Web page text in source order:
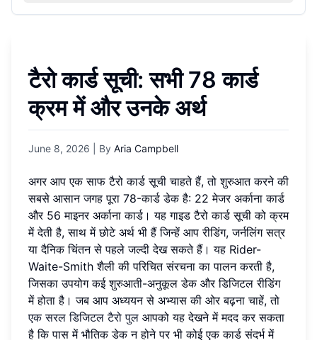
टैरो कार्ड सूची: सभी 78 कार्ड
क्रम में और उनके अर्थ
June 8, 2026 | By Aria Campbell
अगर आप एक साफ टैरो कार्ड सूची चाहते हैं, तो शुरुआत करने की
सबसे आसान जगह पूरा 78-कार्ड डेक है: 22 मेजर अर्काना कार्ड
और 56 माइनर अर्काना कार्ड। यह गाइड टैरो कार्ड सूची को क्रम
में देती है, साथ में छोटे अर्थ भी हैं जिन्हें आप रीडिंग, जर्नलिंग सत्र
या दैनिक चिंतन से पहले जल्दी देख सकते हैं। यह Rider-
Waite-Smith शैली की परिचित संरचना का पालन करती है,
जिसका उपयोग कई शुरुआती-अनुकूल डेक और डिजिटल रीडिंग
में होता है। जब आप अध्ययन से अभ्यास की ओर बढ़ना चाहें, तो
एक सरल डिजिटल टैरो पुल आपको यह देखने में मदद कर सकता
है कि पास में भौतिक डेक न होने पर भी कोई एक कार्ड संदर्भ में